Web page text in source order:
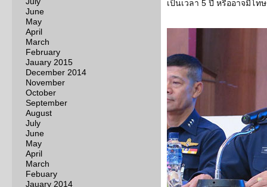
June
May
April
March
February
Jauary 2015
December 2014
November
October
September
August
July
June
May
April
March
Febuary
Jauary 2014
เป็นเวลา 5 ปี หรืออาจมีโท